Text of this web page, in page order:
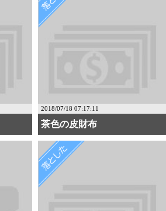
2018/07/18 07:17:11
茶色の皮財布